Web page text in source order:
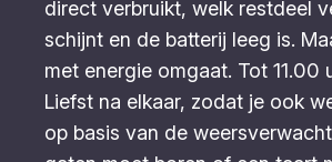
direct verbruikt, welk restdeel
schijnt en de batterij leeg is.
met energie omgaat. Tot
Liefst na elkaar, zodat je ook
op basis van de